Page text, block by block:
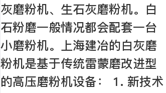
灰磨粉机、生石灰磨粉机。白
石粉磨一般情况都会配套一台
小磨粉机。上海建冶的白灰磨
粉机是基于传统雷蒙磨改进型
的高压磨粉机设备： 1. 新技术